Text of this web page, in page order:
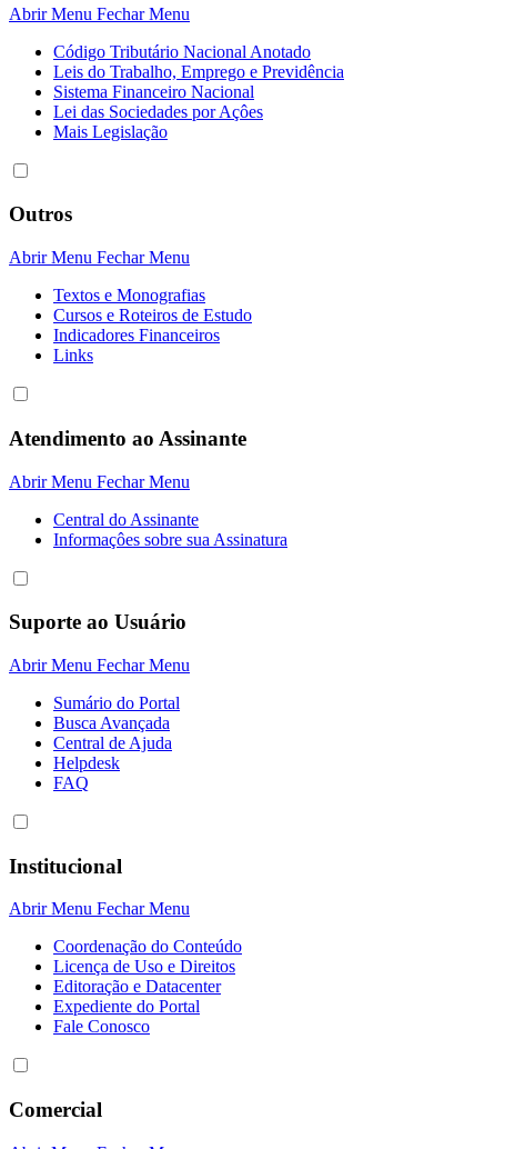
Abrir Menu Fechar Menu
Código Tributário Nacional Anotado
Leis do Trabalho, Emprego e Previdência
Sistema Financeiro Nacional
Lei das Sociedades por Açôes
Mais Legislação
Outros
Abrir Menu Fechar Menu
Textos e Monografias
Cursos e Roteiros de Estudo
Indicadores Financeiros
Links
Atendimento ao Assinante
Abrir Menu Fechar Menu
Central do Assinante
Informaçôes sobre sua Assinatura
Suporte ao Usuário
Abrir Menu Fechar Menu
Sumário do Portal
Busca Avançada
Central de Ajuda
Helpdesk
FAQ
Institucional
Abrir Menu Fechar Menu
Coordenação do Conteúdo
Licença de Uso e Direitos
Editoração e Datacenter
Expediente do Portal
Fale Conosco
Comercial